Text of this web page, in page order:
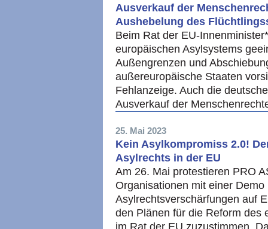
Ausverkauf der
Aushebelung des
Beim Rat der EU-
europäischen Asylsystems
Außengrenzen und
außereuropäische Staaten
Fehlanzeige. Auch die
Ausverkauf der
25. Mai 2023
Kein Asylkompromiss 2.0!
Asylrechts in der EU
Am 26. Mai protestieren PRO
Organisationen mit einer
Asylrechtsverschärfungen auf
den Plänen für die Reform des
im Rat der EU zuzustimmen.